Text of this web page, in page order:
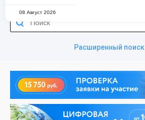
08 Август 2026
Расширенный поиск